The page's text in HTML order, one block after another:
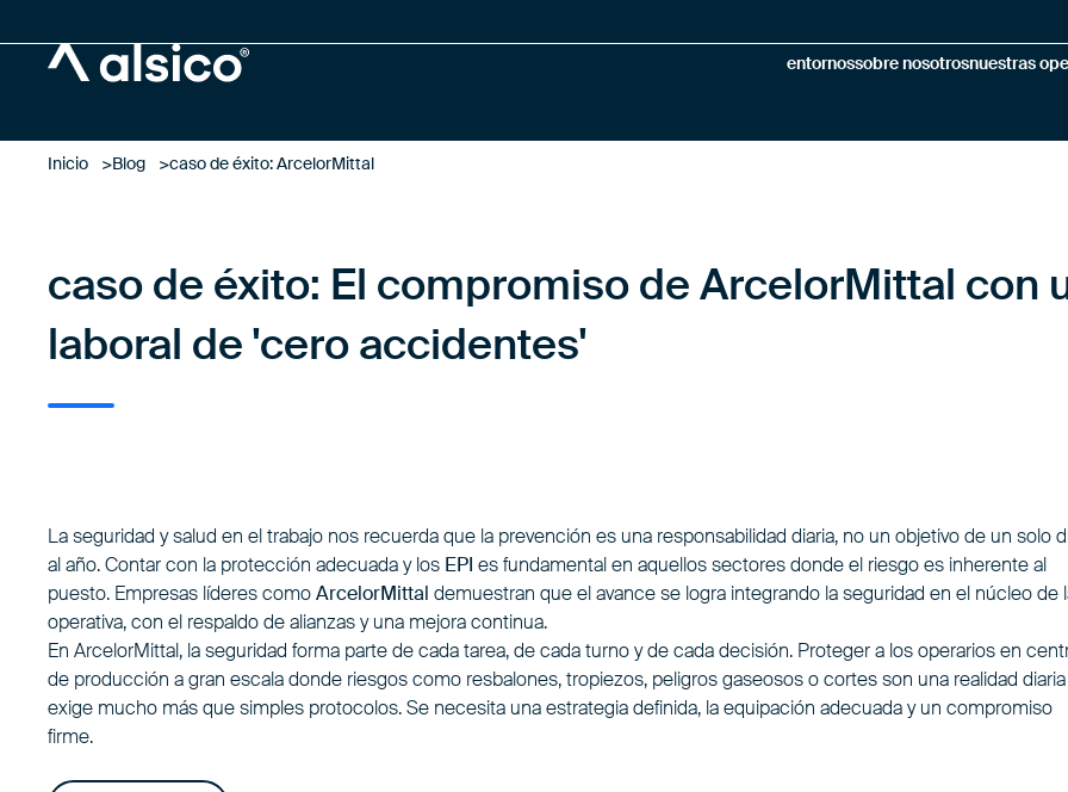
entornossobre nosotrosnuestras
Inicio Blog caso de éxito: ArcelorMittal
caso de éxito: El compromiso de ArcelorMittal con
laboral de 'cero accidentes'
La seguridad y salud en el trabajo nos recuerda que la prevención es una responsabilidad diaria, no un objetivo de un solo
al año. Contar con la protección adecuada y los EPI es fundamental en aquellos sectores donde el riesgo es inherente al
puesto. Empresas líderes comoArcelorMittal demuestran que el avance se logra integrando la seguridad en el núcleo de
operativa, con el respaldo de alianzas y una mejora continua.
En ArcelorMittal, la seguridad forma parte de cada tarea, de cada turno y de cada decisión. Proteger a los operarios en
de producción a gran escala donde riesgos como resbalones, tropiezos, peligros gaseosos o cortes son una realidad diaria
exige mucho más que simples protocolos. Se necesita una estrategia definida, la equipación adecuada y un compromiso
firme.